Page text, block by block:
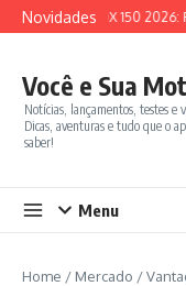
Ir para o conteúdo
Novidades
SYM ADX 150 2026:
Você e Sua
Notícias, lançamentos, testes e
Dicas, aventuras e tudo que o
saber!
Menu
Home / Mercado /